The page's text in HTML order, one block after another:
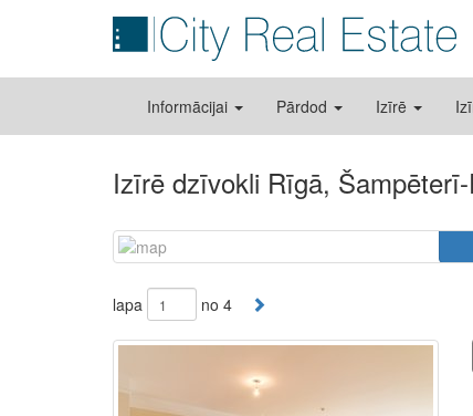
Informācijai Pārdod Izīrē
Izīrē dzīvokli Rīgā,
lapa no 4